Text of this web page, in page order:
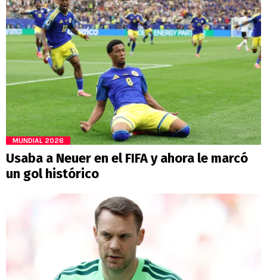
MUNDIAL 2026
Usaba a Neuer en el FIFA y ahora le marcó
un gol histórico